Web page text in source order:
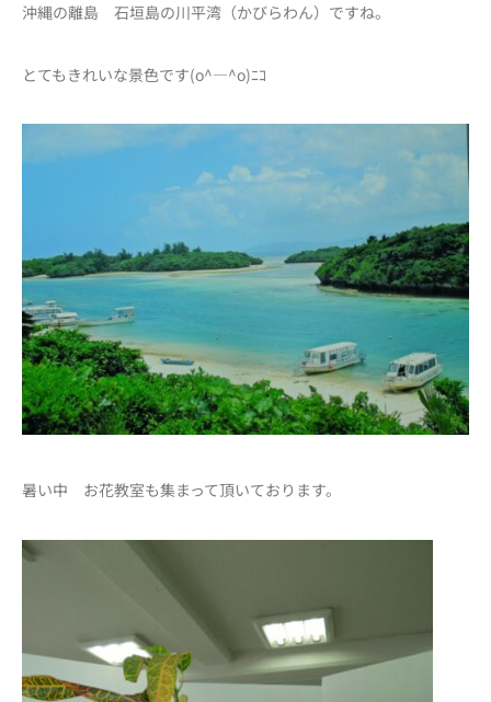
沖縄の離島 石垣島の川平湾（かびらわん）ですね。
とてもきれいな景色です(o^―^o)ﾆｺ
暑い中 お花教室も集まって頂いております。